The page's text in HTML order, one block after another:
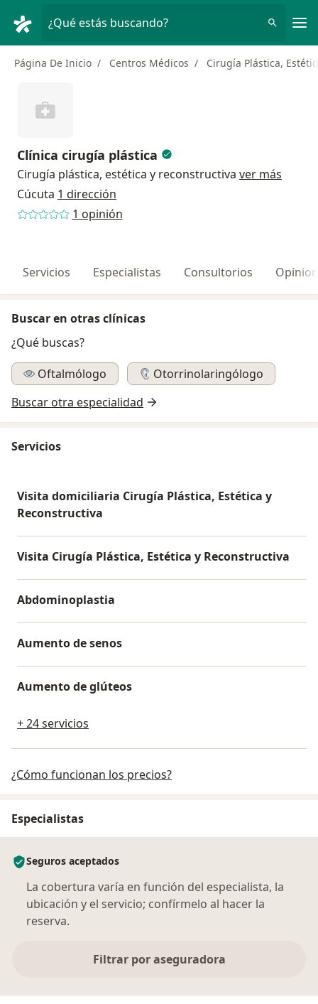
¿Qué estás buscando?
Página De Inicio Centros Médicos Cirugía Plástica,
Clínica cirugía plástica
Cirugía plástica, estética y reconstructiva ver más
Cúcuta 1 dirección
1 opinión
Servicios Especialistas Consultorios
Buscar en otras clínicas
¿Qué buscas?
Oftalmólogo
Otorrinolaringólogo
Buscar otra especialidad
Servicios
Visita domiciliaria Cirugía Plástica, Estética y
Reconstructiva
Visita Cirugía Plástica, Estética y Reconstructiva
Abdominoplastia
Aumento de senos
Aumento de glúteos
+ 24 servicios
¿Cómo funcionan los precios?
Especialistas
Seguros aceptados
La cobertura varía en función del especialista, la
ubicación y el servicio; confírmelo al hacer la
reserva.
Filtrar por aseguradora